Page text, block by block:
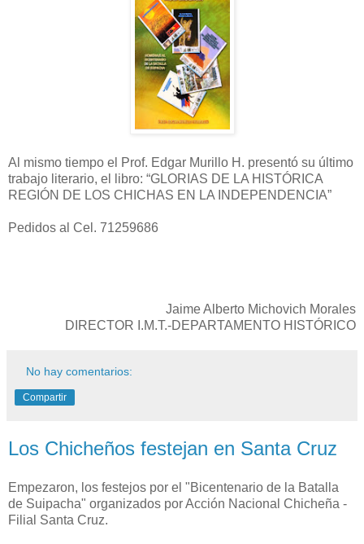
Al mismo tiempo el Prof. Edgar Murillo H. presentó su último
trabajo literario, el libro: “GLORIAS DE LA HISTÓRICA
REGIÓN DE LOS CHICHAS EN LA INDEPENDENCIA”
Pedidos al Cel. 71259686
Jaime Alberto Michovich Morales
DIRECTOR I.M.T.-DEPARTAMENTO HISTÓRICO
No hay comentarios:
Compartir
Los Chicheños festejan en Santa Cruz
Empezaron, los festejos por el "Bicentenario de la Batalla
de Suipacha" organizados por Acción Nacional Chicheña -
Filial Santa Cruz.